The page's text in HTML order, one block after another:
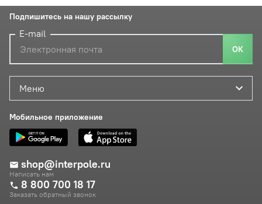
Меню
Мобильное приложение
shop@interpole.ru
Написать нам
8 800 700 18 17
Заказать обратный звонок
Подпишитесь на нашу рассылку
E-mail
ОК